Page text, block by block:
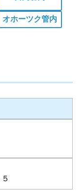
オホーツク管内